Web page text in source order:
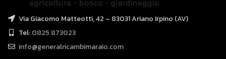
Via Giacomo Matteotti, 42 – 83031 Ariano Irpino (AV)
Tel:0825 873023
info@generalricambimaraio.com